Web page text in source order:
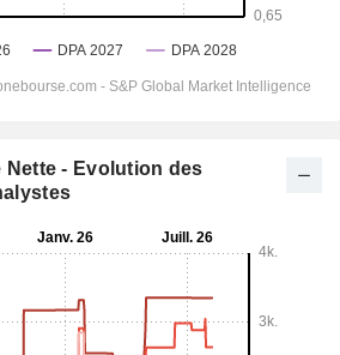
Nette - Evolution des